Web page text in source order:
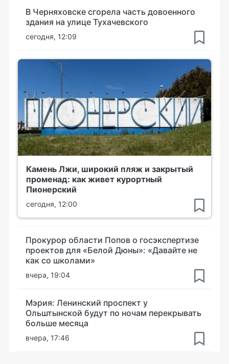
В Черняховске сгорела часть довоенного
здания на улице Тухачевского
сегодня, 12:09
Камень Лжи, широкий пляж и закрытый
променад: как живет курортный
Пионерский
сегодня, 12:00
Прокурор области Попов о госэкспертизе
проектов для «Белой Дюны»: «Давайте не
как со школами»
вчера, 19:04
Мэрия: Ленинский проспект у
Ольштынской будут по ночам перекрывать
больше месяца
вчера, 17:46